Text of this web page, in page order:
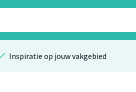
Inspiratie op jouw vakgebied